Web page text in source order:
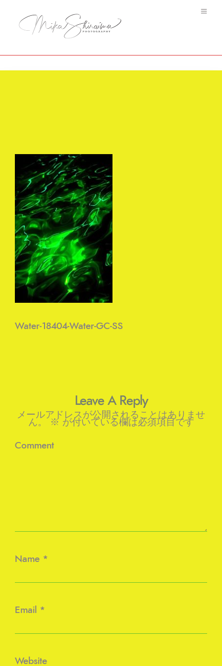
Water-18404-Water-GC-SS
Leave A Reply
メールアドレスが公開されることはありませ
ん。 ※ が付いている欄は必須項目です
Comment
Name *
Email *
Website